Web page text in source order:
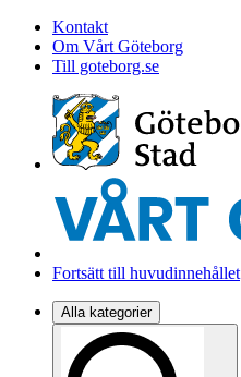
Kontakt
Om Vårt Göteborg
Till goteborg.se
Fortsätt till huvudinnehållet
Alla kategorier